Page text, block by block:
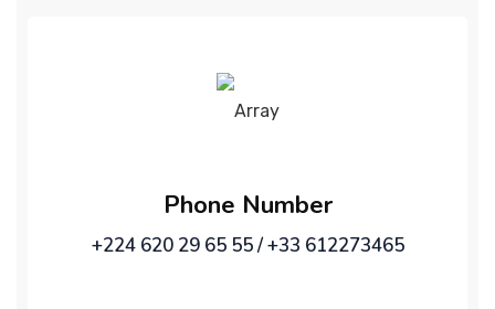
Phone Number
+224 620 29 65 55 / +33 612273465